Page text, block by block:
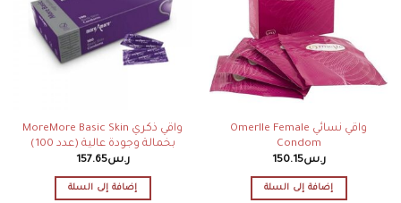
واقي ذكري MoreMore Basic Skin
بخمالة وجودة عالية (عدد 100)
ر.س157.65
إضافة إلى السلة
واقي نسائي Omerlle Female
Condom
ر.س150.15
إضافة إلى السلة